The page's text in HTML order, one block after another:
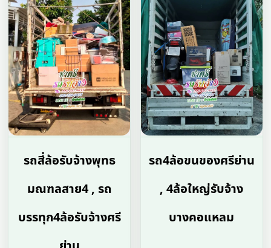
รถสี่ล้อรับจ้างพุทธ
มณฑลสาย4 , รถ
บรรทุก4ล้อรับจ้างศรี
รถ4ล้อขนของศรีย่าน
, 4ล้อใหญ่รับจ้าง
บางคอแหลม